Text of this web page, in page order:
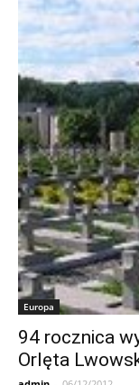
Europa
94 rocznica
Orlęta